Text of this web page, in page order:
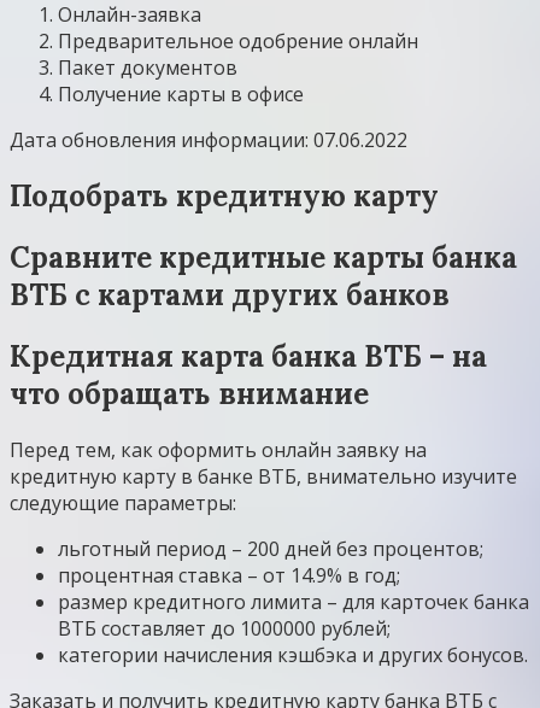
Онлайн-заявка
Предварительное одобрение онлайн
Пакет документов
Получение карты в офисе
Дата обновления информации: 07.06.2022
Подобрать кредитную карту
Сравните кредитные карты банка
ВТБ с картами других банков
Кредитная карта банка ВТБ – на
что обращать внимание
Перед тем, как оформить онлайн заявку на
кредитную карту в банке ВТБ, внимательно изучите
следующие параметры:
льготный период – 200 дней без процентов;
процентная ставка – от 14.9% в год;
размер кредитного лимита – для карточек банка
ВТБ составляет до 1000000 рублей;
категории начисления кэшбэка и других бонусов.
Заказать и получить кредитную карту банка ВТБ с